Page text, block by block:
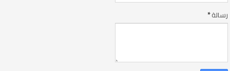
رسالة*